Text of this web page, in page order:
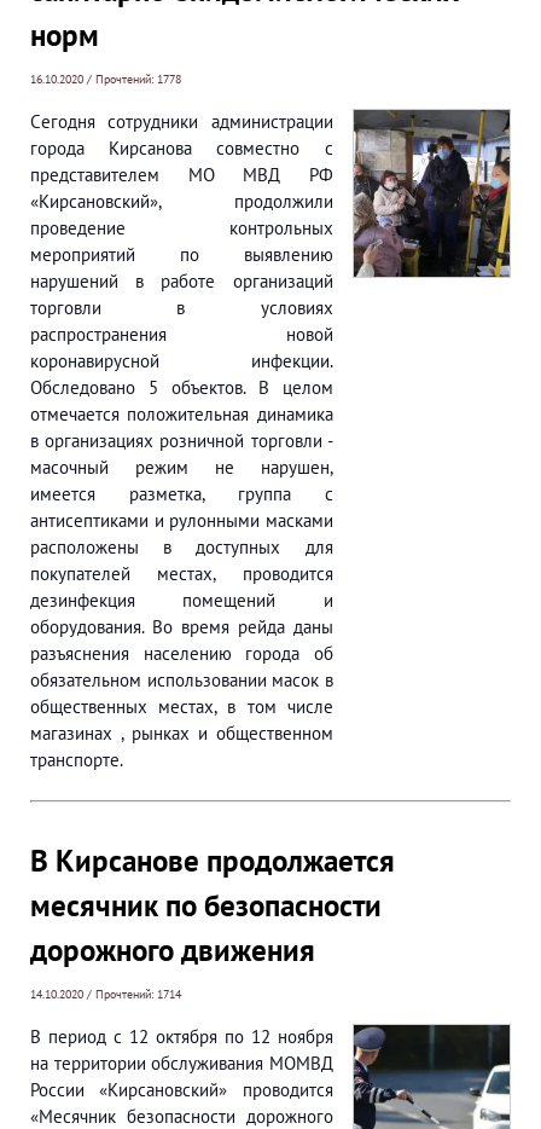
норм
16.10.2020 / Прочтений: 1778
Cегодня сотрудники администрации
города Кирсанова совместно с
представителем МО МВД РФ
«Кирсановский», продолжили
проведение контрольных
мероприятий по выявлению
нарушений в работе организаций
торговли в условиях
распространения новой
коронавирусной инфекции.
Обследовано 5 объектов. В целом
отмечается положительная динамика
в организациях розничной торговли -
масочный режим не нарушен,
имеется разметка, группа с
антисептиками и рулонными масками
расположены в доступных для
покупателей местах, проводится
дезинфекция помещений и
оборудования. Во время рейда даны
разъяснения населению города об
обязательном использовании масок в
общественных местах, в том числе
магазинах , рынках и общественном
транспорте.
В Кирсанове продолжается
месячник по безопасности
дорожного движения
14.10.2020 / Прочтений: 1714
В период с 12 октября по 12 ноября
на территории обслуживания МОМВД
России «Кирсановский» проводится
«Месячник безопасности дорожного